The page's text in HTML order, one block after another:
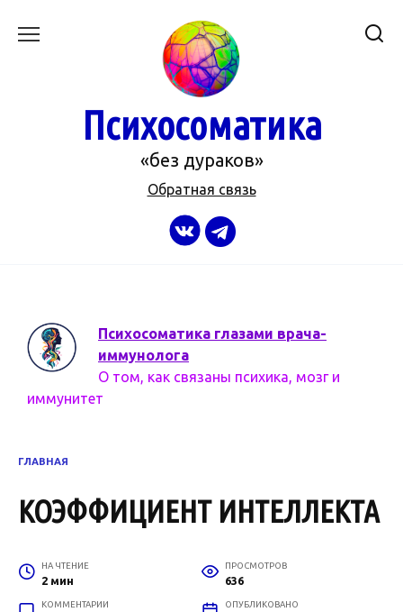
Психосоматика
«без дураков»
Обратная связь
Психосоматика глазами врача-
иммунолога
О том, как связаны психика, мозг и
иммунитет
ГЛАВНАЯ
КОЭФФИЦИЕНТ ИНТЕЛЛЕКТА
НА ЧТЕНИЕ
2 мин
ПРОСМОТРОВ
636
КОММЕНТАРИИ ОПУБЛИКОВАНО